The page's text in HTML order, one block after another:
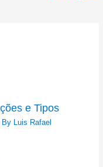
e Tipos
By Luis Rafael